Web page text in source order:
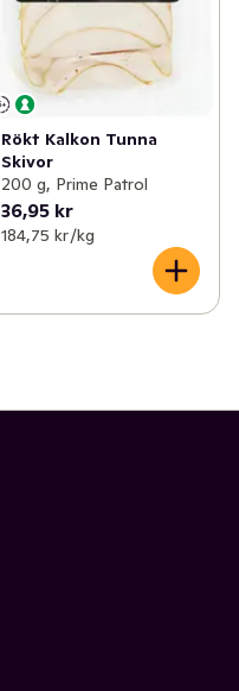
Rökt Kalkon Tunna
Skivor
200 g, Prime Patrol
36,95 kr
184,75 kr /kg